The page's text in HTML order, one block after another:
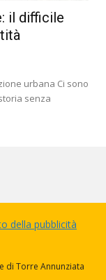
il difficile
urbana Ci sono
senza
della pubblicità
di Torre Annunziata